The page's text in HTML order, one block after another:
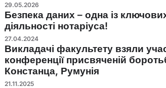
29.05.2026
Безпека даних – одна із
діяльності нотаріуса!
27.04.2024
Викладачі факультету взяли
конференції присвяченій
Констанца, Румунія
21.11.2025